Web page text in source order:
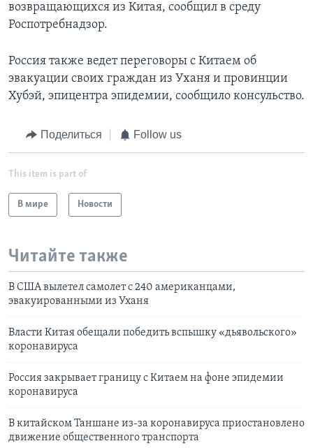
возвращающихся из Китая, сообщил в среду
Роспотребнадзор.
Россия также ведет переговоры с Китаем об
эвакуации своих граждан из Уханя и провинции
Хубэй, эпицентра эпидемии, сообщило консульство.
Поделиться Follow us
This item is part of
В мире Новости
Читайте также
В США вылетел самолет с 240 американцами,
эвакуированными из Уханя
Власти Китая обещали победить вспышку «дьявольского»
коронавируса
Россия закрывает границу с Китаем на фоне эпидемии
коронавируса
В китайском Таншане из-за коронавируса приостановлено
движение общественного транспорта